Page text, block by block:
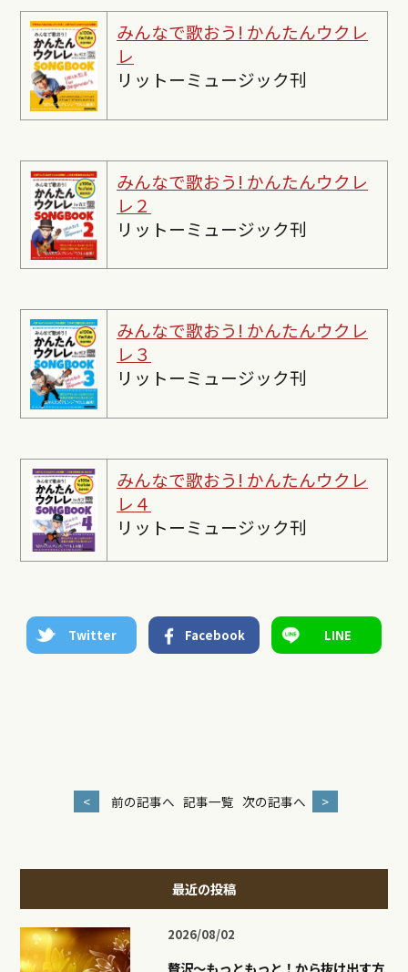
みんなで歌おう! かんたんウクレ
レ
リットーミュージック刊
みんなで歌おう! かんたんウクレ
レ２
リットーミュージック刊
みんなで歌おう! かんたんウクレ
レ３
リットーミュージック刊
みんなで歌おう! かんたんウクレ
レ４
リットーミュージック刊
Twitter Facebook LINE
< 前の記事へ 記事一覧 次の記事へ >
最近の投稿
2026/08/02